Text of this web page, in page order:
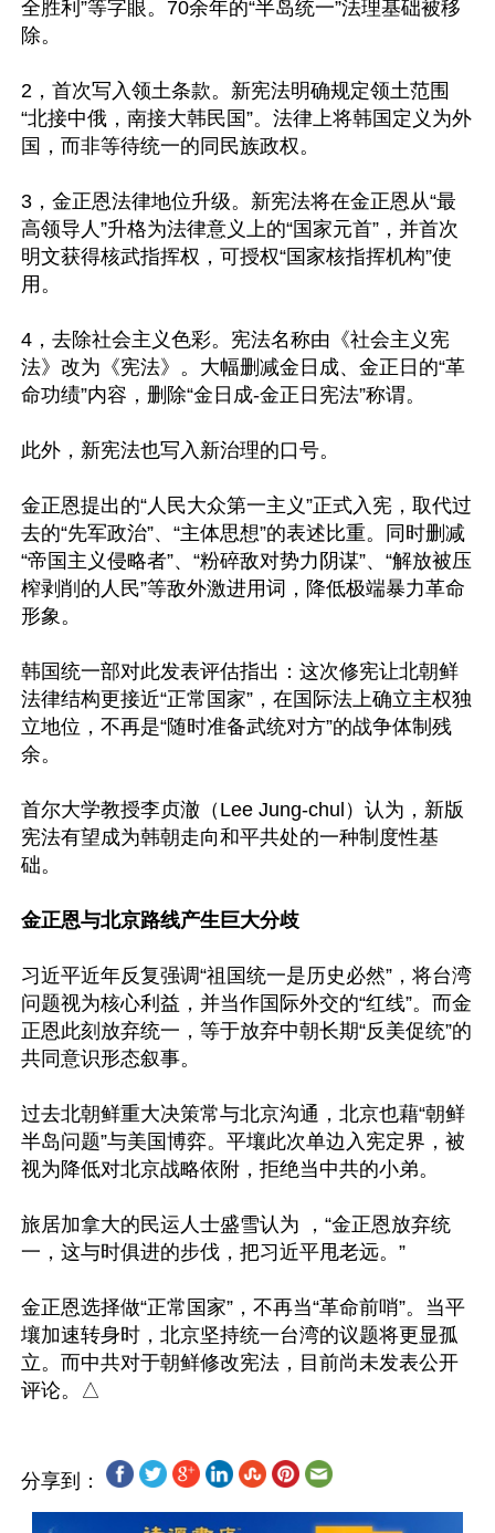
全胜利”等字眼。70余年的“半岛统一”法理基础被移
除。
2，首次写入领土条款。新宪法明确规定领土范围
“北接中俄，南接大韩民国”。法律上将韩国定义为外
国，而非等待统一的同民族政权。
3，金正恩法律地位升级。新宪法将在金正恩从“最
高领导人”升格为法律意义上的“国家元首”，并首次
明文获得核武指挥权，可授权“国家核指挥机构”使
用。
4，去除社会主义色彩。宪法名称由《社会主义宪
法》改为《宪法》。大幅删减金日成、金正日的“革
命功绩”内容，删除“金日成-金正日宪法”称谓。
此外，新宪法也写入新治理的口号。
金正恩提出的“人民大众第一主义”正式入宪，取代过
去的“先军政治”、“主体思想”的表述比重。同时删减
“帝国主义侵略者”、“粉碎敌对势力阴谋”、“解放被压
榨剥削的人民”等敌外激进用词，降低极端暴力革命
形象。
韩国统一部对此发表评估指出：这次修宪让北朝鲜
法律结构更接近“正常国家”，在国际法上确立主权独
立地位，不再是“随时准备武统对方”的战争体制残
余。
首尔大学教授李贞澈（Lee Jung-chul）认为，新版
宪法有望成为韩朝走向和平共处的一种制度性基
础。
金正恩与北京路线产生巨大分歧
习近平近年反复强调“祖国统一是历史必然”，将台湾
问题视为核心利益，并当作国际外交的“红线”。而金
正恩此刻放弃统一，等于放弃中朝长期“反美促统”的
共同意识形态叙事。
过去北朝鲜重大决策常与北京沟通，北京也藉“朝鲜
半岛问题”与美国博弈。平壤此次单边入宪定界，被
视为降低对北京战略依附，拒绝当中共的小弟。
旅居加拿大的民运人士盛雪认为 ，“金正恩放弃统
一，这与时俱进的步伐，把习近平甩老远。”
金正恩选择做“正常国家”，不再当“革命前哨”。当平
壤加速转身时，北京坚持统一台湾的议题将更显孤
立。而中共对于朝鲜修改宪法，目前尚未发表公开
分享到：